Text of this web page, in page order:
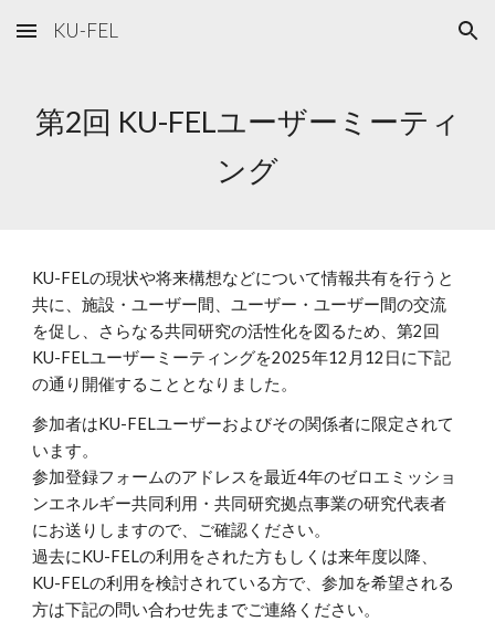
Skip to main content Skip to navigation
KU-FEL
第2回 KU-FELユーザーミーティ
ング
KU-FELの現状や将来構想などについて情報共有を行うと
共に、施設・ユーザー間、ユーザー・ユーザー間の交流
を促し、さらなる共同研究の活性化を図るため、第2回
KU-FELユーザーミーティングを2025年12月12日に下記
の通り開催することとなりました。
参加者はKU-FELユーザーおよびその関係者に限定されて
います。
参加登録フォームのアドレスを最近4年のゼロエミッショ
ンエネルギー共同利用・共同研究拠点事業の研究代表者
にお送りしますので、ご確認ください。
過去にKU-FELの利用をされた方もしくは来年度以降、
KU-FELの利用を検討されている方で、参加を希望される
方は下記の問い合わせ先までご連絡ください。